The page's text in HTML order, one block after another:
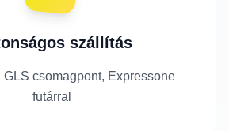
szállítás
GLS csomagpont, Expressone
futárral